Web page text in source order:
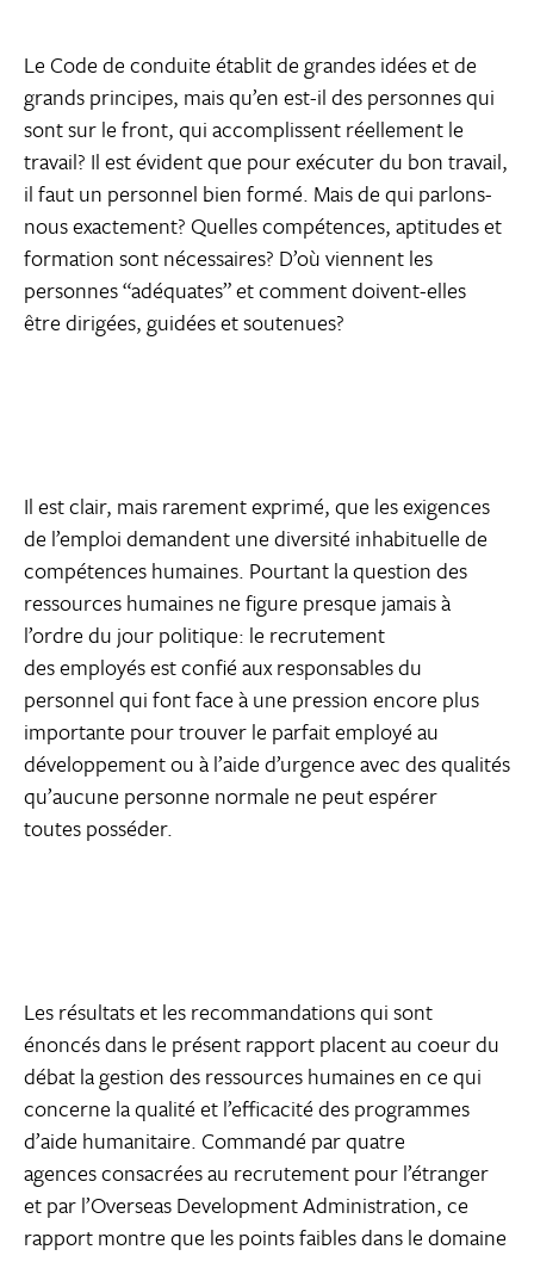
Le Code de conduite établit de grandes idées et de
grands principes, mais qu’en est-il des personnes qui
sont sur le front, qui accomplissent réellement le
travail? Il est évident que pour exécuter du bon travail,
il faut un personnel bien formé. Mais de qui parlons-
nous exactement? Quelles compétences, aptitudes et
formation sont nécessaires? D’où viennent les
personnes “adéquates” et comment doivent-elles
être dirigées, guidées et soutenues?
Il est clair, mais rarement exprimé, que les exigences
de l’emploi demandent une diversité inhabituelle de
compétences humaines. Pourtant la question des
ressources humaines ne figure presque jamais à
l’ordre du jour politique: le recrutement
des employés est confié aux responsables du
personnel qui font face à une pression encore plus
importante pour trouver le parfait employé au
développement ou à l’aide d’urgence avec des qualités
qu’aucune personne normale ne peut espérer
toutes posséder.
Les résultats et les recommandations qui sont
énoncés dans le présent rapport placent au coeur du
débat la gestion des ressources humaines en ce qui
concerne la qualité et l’efficacité des programmes
d’aide humanitaire. Commandé par quatre
agences consacrées au recrutement pour l’étranger
et par l’Overseas Development Administration, ce
rapport montre que les points faibles dans le domaine